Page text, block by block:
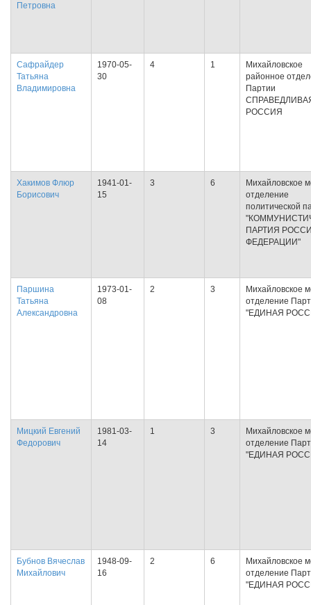
Петровна
Сафрайдер
Татьяна
Владимировна
1970-05-
30
4 1
Михайловское
районное
Партии
РОССИЯ
Хакимов Флюр
Борисович
1941-01-
15
3 6
Михайловское
отделение
политической
ПАРТИЯ
ФЕДЕРАЦИИ"
Паршина
Татьяна
Александровна
1973-01-
08
2 3
Михайловское
отделение
"ЕДИНАЯ
Мицкий Евгений
Федорович
1981-03-
14
1 3
Михайловское
отделение
"ЕДИНАЯ
Бубнов Вячеслав
Михайлович
1948-09-
16
2 6
Михайловское
отделение
"ЕДИНАЯ